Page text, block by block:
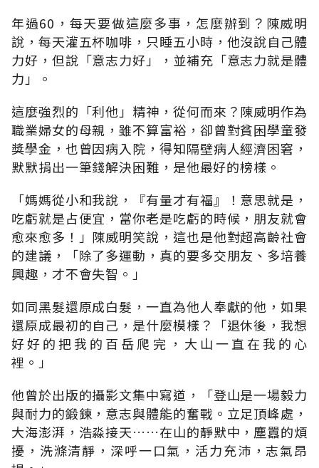
年過60，每天要做這麼多事，怎麼辦到？陳威明
說，每天灌五杯咖啡，只睡五小時，他沒說自己體
力好，但說「意志力好」，並補充「意志力就是體
力 」。
這麼強烈的「利他」精神，從何而來？陳威明作為
職業婦女的母親，雖不算富裕，卻曾對貧困學童發
獎學金，也曾因病入院，得知隔壁病人經濟困窘，
默默捐出一筆錢解決困難，是他最好的榜樣。
「媽媽從小和我說 ，『有量才有福 』！ 意思就是，
吃虧就是占便宜，當你老是吃虧的時候，朋友就會
愈來愈多 ！」 陳威明笑說，這也是他對超高齡社會
的建議 ，「除了多運動，真的要多交朋友、多培養
興趣，才不會失智 。」
如同黑髮還原成白髮，一直為他人奉獻的他，如果
還原成最初的自己，是什麼模樣 ？「退休後，我想
好好的把我的百岳爬完，大山一直在我的心
裡 。」
他曾於出版的攝影文集中寫道 ，「登山是一場毅力
與耐力的鍛鍊，意志與體能的奮戰。立足頂峰處，
大海澎湃，浩淼接天……在山的靜默中，塵囂的煩
擾，洗滌清靜，深呼一口氣，活力充沛，志氣昂